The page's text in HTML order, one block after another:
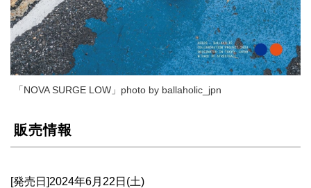
「NOVA SURGE LOW」photo by ballaholic_jpn
販売情報
[発売日]2024年6月22日(土)